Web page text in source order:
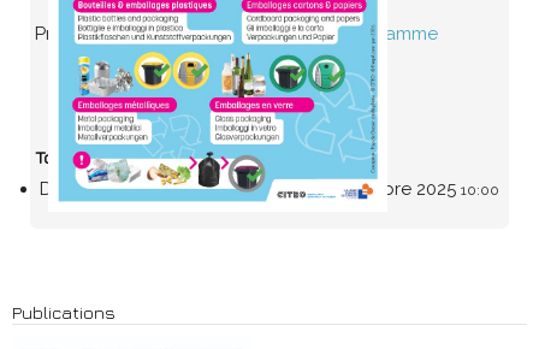
Programme complet disponible ici:Programme
Toutes les Dates
Du 11 septembre 2025 19:00 au 17 septembre 2025 10:00
Publications